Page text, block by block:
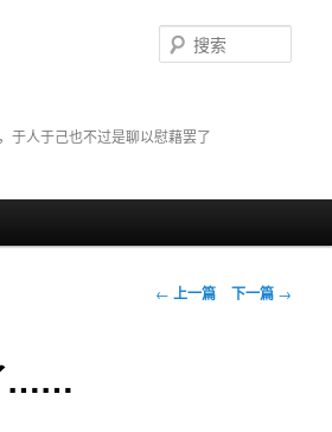
于人于己也不过是聊以慰藉罢了
索
文章导航
← 上一篇 下一篇 →
……